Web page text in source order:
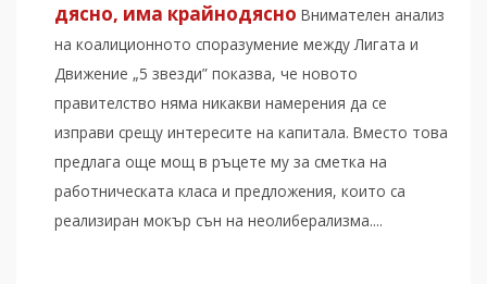
дясно, има крайнодясно Внимателен анализ
на коалиционното споразумение между Лигата и
Движение „5 звезди” показва, че новото
правителство няма никакви намерения да се
изправи срещу интересите на капитала. Вместо това
предлага още мощ в ръцете му за сметка на
работническата класа и предложения, които са
реализиран мокър сън на неолиберализма....